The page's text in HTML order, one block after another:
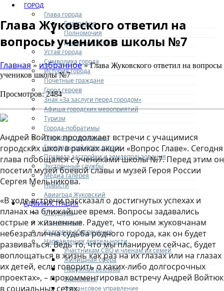
ГОРОД
Глава города
Биография
Полномочия
Доклады и отчеты
Устав города
Символика города
История города
Почетные граждане
Город героев
Знак «За заслуги перед городом»
Афиша городских мероприятий
Туризм
Города-побратимы
Городские программы
Генеральный план города
Правила застройки и землепользования
Экстренные службы
Медиа галерея
Новости
Авиаград Жуковский
АДМИНИСТРАЦИЯ
Структура
Полномочия
Кадровое обеспечение
Направления деятельности
Участникам СВО и членам их семей
Жилищная сфера
Наружная реклама
Экономика
Финансовое управление
Глава Жуковского ответил на
вопросы учеников школы №7
Главная» избранное» Глава Жуковского ответил на вопросы
учеников школы №7
Просмотров: 2484
Андрей Войтюк продолжает встречи с учащимися
городских школ в рамках акции «Вопрос Главе». Сегодня
глава пообщался с учениками школы №7. Перед этим он
посетил музей боевой славы и музей Героя России
Сергея Мельникова.
«В ходе встречи рассказал о достигнутых успехах и
планах на ближайшее время. Вопросы задавались
острые и жизненные. Радует, что юным жуковчанам
небезразлична судьба родного города, как он будет
развиваться. Ведь то, что мы планируем сейчас, будет
воплощаться в жизнь как раз на их глазах или на глазах
их детей, если говорить о каких-либо долгосрочных
проектах», – прокомментировал встречу Андрей Войтюк
в социальных сетях.